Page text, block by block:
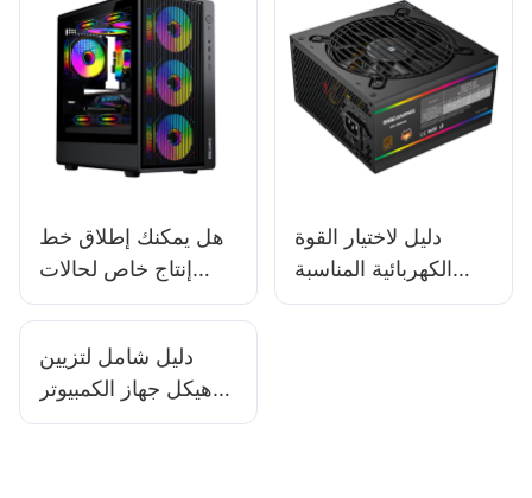
هل يمكنك إطلاق خط
إنتاج خاص لحالات
الكمبيوتر؟
دليل لاختيار القوة
الكهربائية المناسبة
لمصدر الطاقة لجهاز
دليل شامل لتزيين
هيكل جهاز الكمبيوتر
الخاص بالألعاب